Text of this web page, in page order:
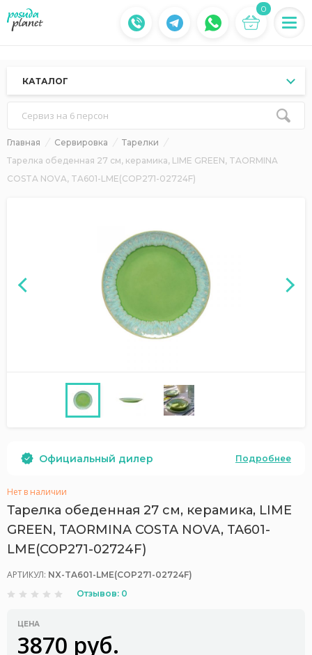
0
КАТАЛОГ
Сервиз на 6 персон
Главная Сервировка
Тарелки
Тарелка обеденная 27 см, керамика, LIME GREEN, TAORMINA
COSTA NOVA, TA601-LME(COP271-02724F)
Официальный дилер Подробнее
Нет в наличии
Тарелка обеденная 27 см, керамика, LIME
GREEN, TAORMINA COSTA NOVA, TA601-
LME(COP271-02724F)
АРТИКУЛ: NX-TA601-LME(COP271-02724F)
Отзывов: 0
ЦЕНА
3870 руб.